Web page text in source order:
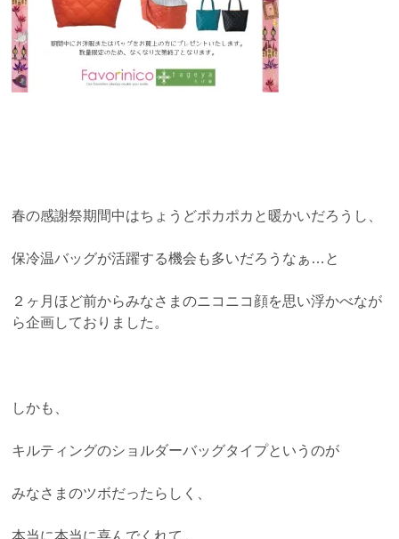
春の感謝祭期間中はちょうどポカポカと暖かいだろうし、
保冷温バッグが活躍する機会も多いだろうなぁ…と
２ヶ月ほど前からみなさまのニコニコ顔を思い浮かべなが
ら企画しておりました。
しかも、
キルティングのショルダーバッグタイプというのが
みなさまのツボだったらしく、
本当に本当に喜んでくれて、